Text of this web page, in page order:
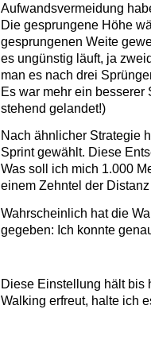
Aufwandsvermeidung
Die gesprungene Höhe
gesprungenen Weite
es ungünstig läuft, ja
man es nach drei
Es war mehr ein
stehend gelandet!)
Nach ähnlicher Strategie
Sprint gewählt. Diese
Was soll ich mich 1.000
einem Zehntel der
Wahrscheinlich hat die
gegeben: Ich konnte
Diese Einstellung hält bis
Walking erfreut, halte ich